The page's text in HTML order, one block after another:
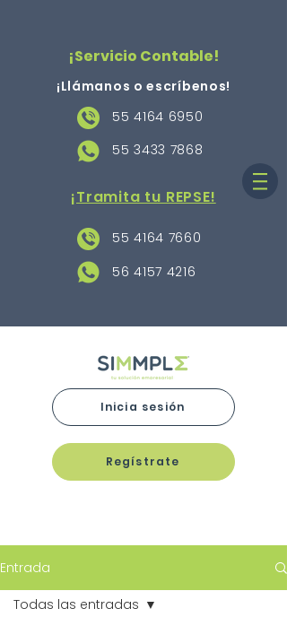
¡Servicio Contable!
¡Llámanos o escríbenos!
55 4164 6950
55 3433 7868
¡Tramita tu REPSE!
55 4164 7660
56 4157 4216
Inicia sesión
Regístrate
Entrada
Todas las entradas